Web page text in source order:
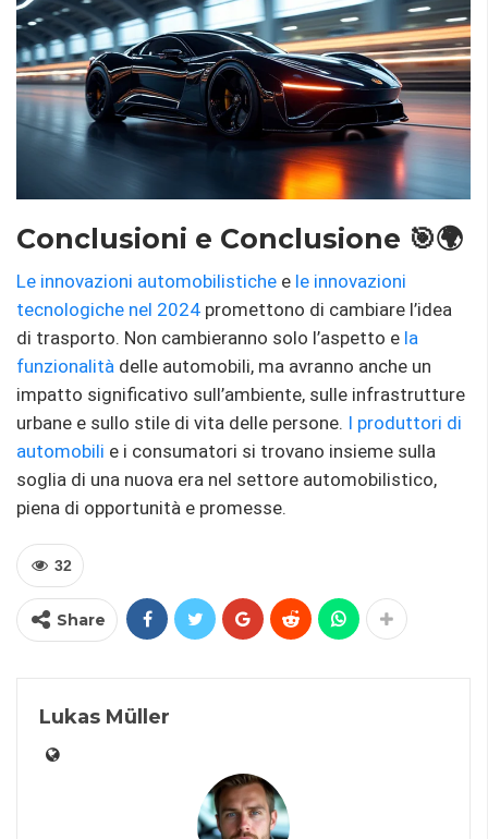
Conclusioni e Conclusione 🎯🌍
Le innovazioni automobilistiche e le innovazioni
tecnologiche nel 2024 promettono di cambiare l’idea
di trasporto. Non cambieranno solo l’aspetto e la
funzionalità delle automobili, ma avranno anche un
impatto significativo sull’ambiente, sulle infrastrutture
urbane e sullo stile di vita delle persone. I produttori di
automobili e i consumatori si trovano insieme sulla
soglia di una nuova era nel settore automobilistico,
piena di opportunità e promesse.
32
Share
Lukas Müller